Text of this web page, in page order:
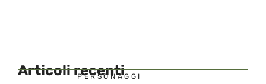
Articoli recenti
PERSONAGGI